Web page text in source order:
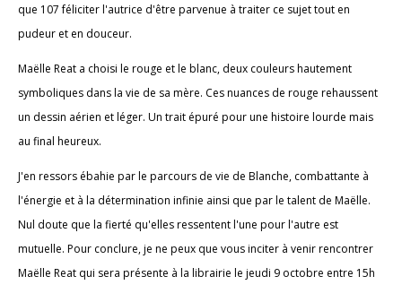
que 107 féliciter l'autrice d'être parvenue à traiter ce sujet tout en
pudeur et en douceur.
Maëlle Reat a choisi le rouge et le blanc, deux couleurs hautement
symboliques dans la vie de sa mère. Ces nuances de rouge rehaussent
un dessin aérien et léger. Un trait épuré pour une histoire lourde mais
au final heureux.
J'en ressors ébahie par le parcours de vie de Blanche, combattante à
l'énergie et à la détermination infinie ainsi que par le talent de Maëlle.
Nul doute que la fierté qu'elles ressentent l'une pour l'autre est
mutuelle. Pour conclure, je ne peux que vous inciter à venir rencontrer
Maëlle Reat qui sera présente à la librairie le jeudi 9 octobre entre 15h